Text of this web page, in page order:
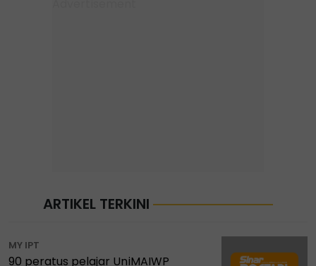
ARTIKEL TERKINI
MY IPT
90 peratus pelajar UniMAIWP